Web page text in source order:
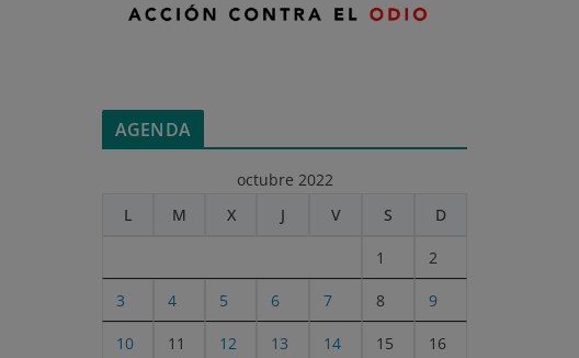
AGENDA
octubre 2022
L
M X J V S D
1 2
3 4 5 6 7 8 9
10 11 12 13 14 15 16